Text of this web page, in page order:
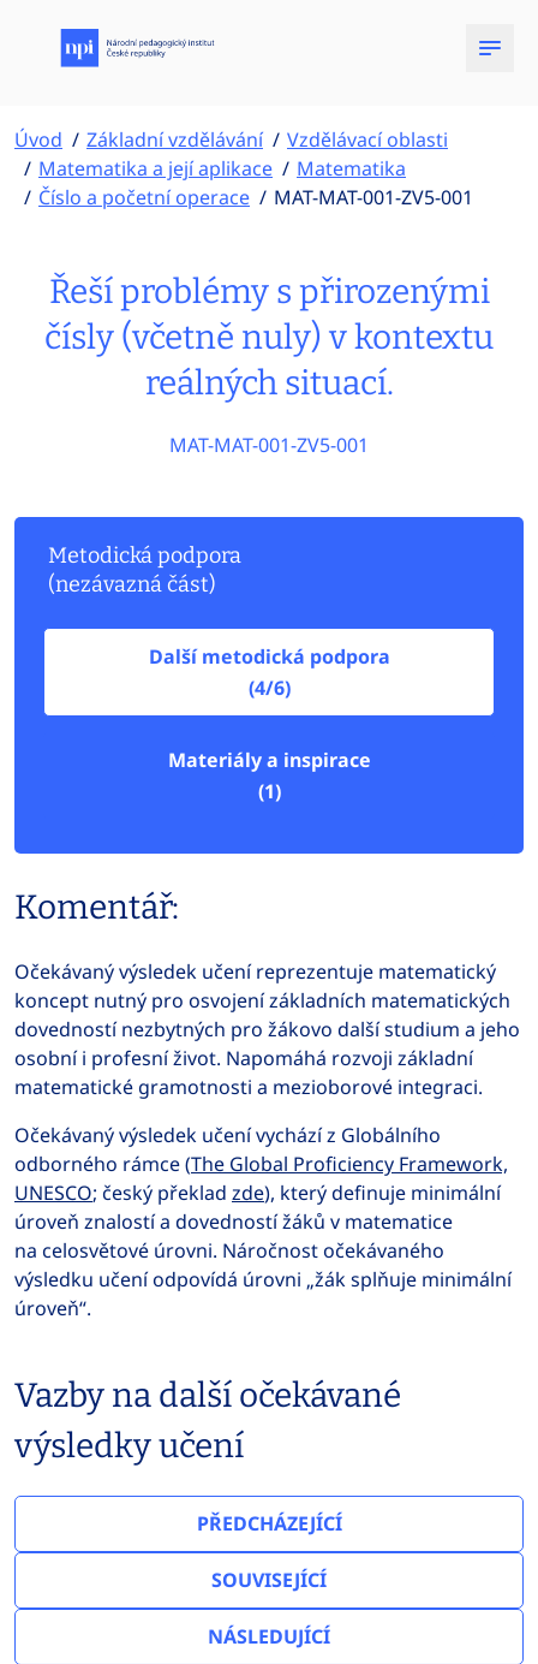
Úvod Základní vzdělávání
Vzdělávací oblasti
Matematika a její aplikace
Matematika
Číslo a početní operace
MAT-MAT-001-ZV5-001
Řeší problémy s přirozenými
čísly (včetně nuly) v kontextu
reálných situací.
MAT-MAT-001-ZV5-001
Metodická podpora
(nezávazná část)
Další metodická podpora
(4/6)
Materiály a inspirace
(1)
Komentář:
Očekávaný výsledek učení reprezentuje matematický
koncept nutný pro osvojení základních matematických
dovedností nezbytných pro žákovo další studium a jeho
osobní i profesní život. Napomáhá rozvoji základní
matematické gramotnosti a mezioborové integraci.
Očekávaný výsledek učení vychází z Globálního
odborného rámce (The Global Proficiency Framework,
UNESCO; český překlad zde), který definuje minimální
úroveň znalostí a dovedností žáků v matematice
na celosvětové úrovni. Náročnost očekávaného
výsledku učení odpovídá úrovni „žák splňuje minimální
úroveň“.
Vazby na další očekávané
výsledky učení
PŘEDCHÁZEJÍCÍ
SOUVISEJÍCÍ
NÁSLEDUJÍCÍ